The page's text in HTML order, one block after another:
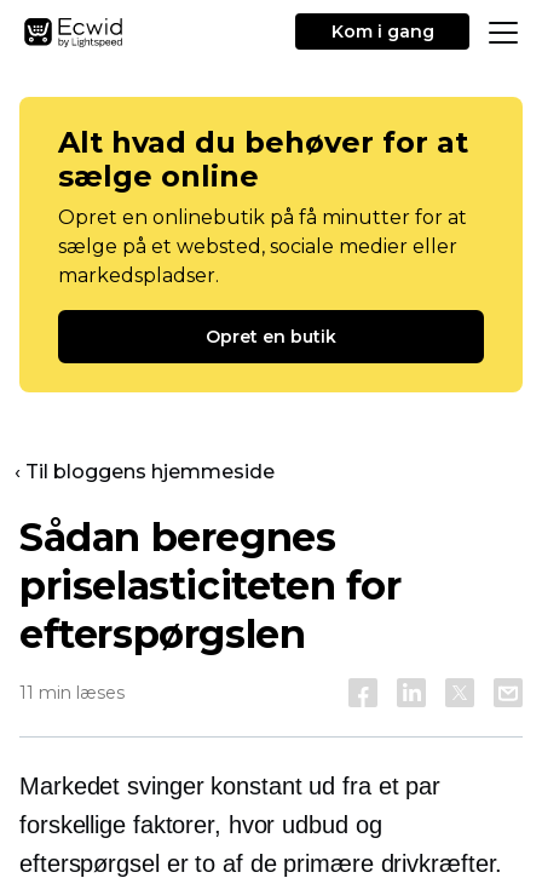
Kom i gang
Alt hvad du behøver for at
sælge online
Opret en onlinebutik på få minutter for at
sælge på et websted, sociale medier eller
markedspladser.
Opret en butik
‹ Til bloggens hjemmeside
Sådan beregnes
priselasticiteten for
efterspørgslen
11 min læses
Markedet svinger konstant ud fra et par
forskellige faktorer, hvor udbud og
efterspørgsel er to af de primære drivkræfter.